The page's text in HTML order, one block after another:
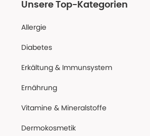
Unsere Top-Kategorien
Allergie
Diabetes
Erkältung & Immunsystem
Ernährung
Vitamine & Mineralstoffe
Dermokosmetik